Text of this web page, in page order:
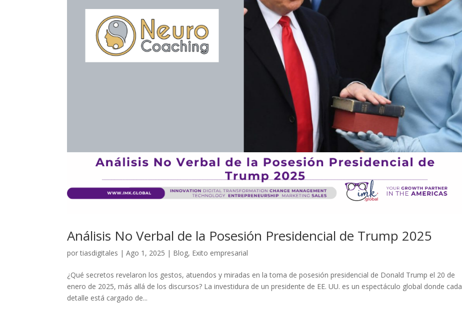
Análisis No Verbal de la Posesión Presidencial de Trump 2025
portiasdigitales |Ago 1, 2025 | Blog, Exito empresarial
¿Qué secretos revelaron los gestos, atuendos y miradas en la toma de posesión presidencial de Donald Trump el 20 de
enero de 2025, más allá de los discursos? La investidura de un presidente de EE. UU. es un espectáculo global donde cada
detalle está cargado de...